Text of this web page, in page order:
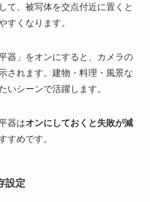
て、被写体を交点付近に置くと
すくなります。
平器」をオンにすると、カメラの
されます。建物・料理・風景な
いシーンで活躍します。
器はオンにしておくと失敗が減
すめです。
設定